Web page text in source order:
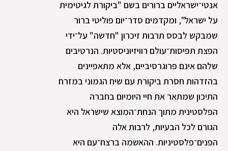
אנטי־ישראליים ברורים בשם "ביקורת לגיטימית
על ישראל", ומקדמים סדר־יום פוליטי ברור
שמבקש לבסס תרבות זיכרון "חדשה" על־ידי
הפצת תפיסות־עולם רוויזיוניסטיות. הנרטיבים
שלהם אינם פרוגרסיביים, אלא מתאפיינים
בהזדהות חסרת ביקורת עם שיח הגמוני במזרח
התיכון שמתאר את חיי היומיום בחברה
הפלסטינית מתוך הנחת־המוצא שישראל היא
הגורם לכל הבעיות, לרבות אלה
הפנים־פלסטיניות. ההאשמה ברצח־עם היא